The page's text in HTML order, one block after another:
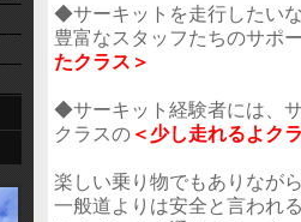
◆サーキットを走行したい
豊富なスタッフたちのサポ
たクラス＞
◆サーキット経験者には、
クラスの ＜少し走れるよク
楽しい乗り物でもありなが
一般道よりは安全と言われ